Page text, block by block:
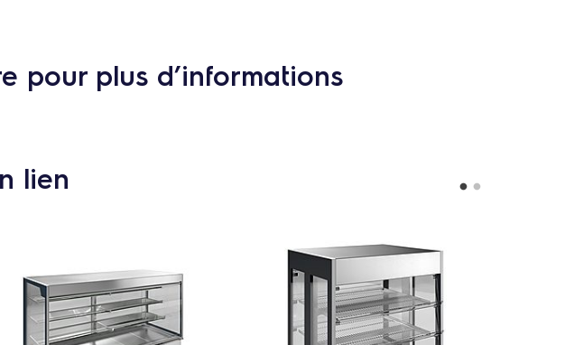
pour plus d’informations
lien